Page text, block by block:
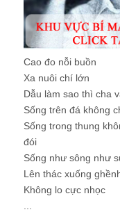
Cao đo nỗi buồn
Xa nuôi chí lớn
Dẫu làm sao thì cha
Sống trên đá không
Sống trong thung
đói
Sống như sông như
Lên thác xuống
Không lo cực nhọc